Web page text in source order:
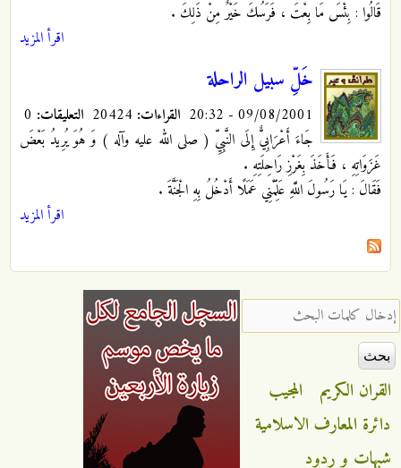
قَالُوا : بِئْسَ مَا بِعْتَ ، فَرَسُكَ خَيْرٌ مِنْ ذَلِكَ .
اقرأ المزيد
خَلِّ سبيل الراحلة
09/08/2001 - 20:32 القراءات: التعليقات:
جَاءَ أَعْرَابِيٌّ إِلَى النَّبِيِّ ( صلى الله عليه وآله ) وَ هُوَ يُرِيدُ بَعْضَ
غَزَوَاتِهِ ، فَأَخَذَ بِغَرْزِ رَاحِلَتِهِ .
فَقَالَ : يَا رَسُولَ اللَّهِ عَلِّمْنِي عَمَلًا أَدْخُلُ بِهِ الْجَنَّةَ .
اقرأ المزيد
‏إدخال كلمات البحث ‏
القران الكريم
المجيب
دائرة المعارف الاسلامية
شبهات و ردود